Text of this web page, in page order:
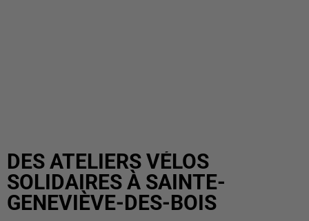
DES ATELIERS VÉLOS
SOLIDAIRES À SAINTE-
GENEVIÈVE-DES-BOIS